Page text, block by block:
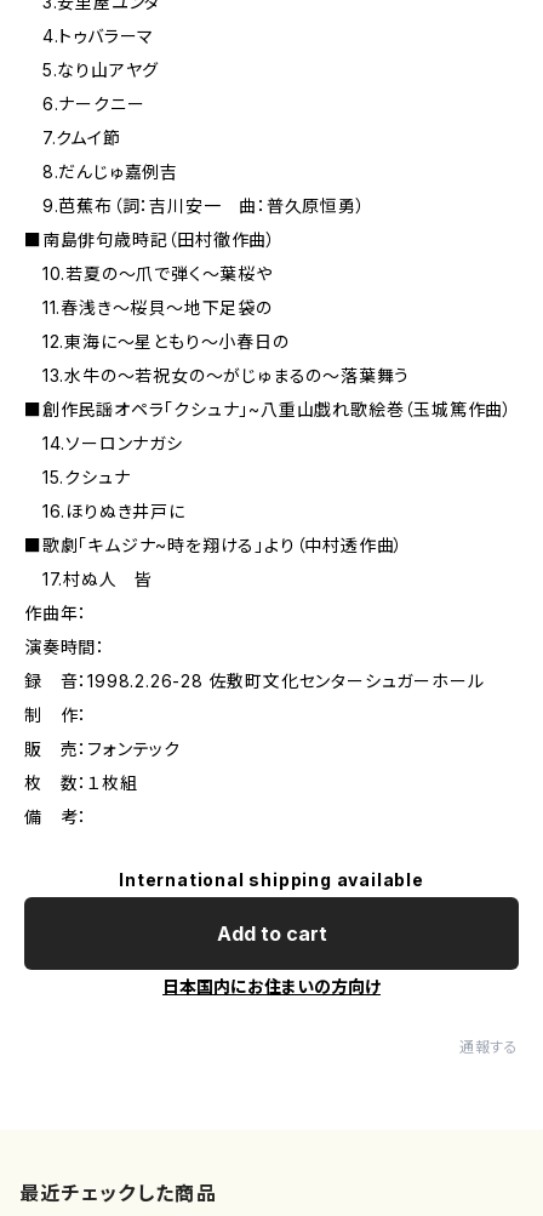
4.トゥバラーマ
5.なり山アヤグ
6.ナークニー
7.クムイ節
8.だんじゅ嘉例吉
9.芭蕉布（詞：吉川安一 曲：普久原恒勇）
■南島俳句歳時記（田村徹作曲）
10.若夏の〜爪で弾く〜葉桜や
11.春浅き〜桜貝〜地下足袋の
12.東海に〜星ともり〜小春日の
13.水牛の〜若祝女の〜がじゅまるの〜落葉舞う
■創作民謡オペラ「クシュナ」~八重山戯れ歌絵巻（玉城篤作曲）
14.ソーロンナガシ
15.クシュナ
16.ほりぬき井戸に
■歌劇「キムジナ~時を翔ける」より（中村透作曲）
17.村ぬ人 皆
作曲年：
演奏時間：
録 音：1998.2.26-28 佐敷町文化センターシュガーホール
制 作：
販 売：フォンテック
枚 数：１枚組
備 考：
International shipping available
Add to cart
日本国内にお住まいの方向け
通報する
最近チェックした商品